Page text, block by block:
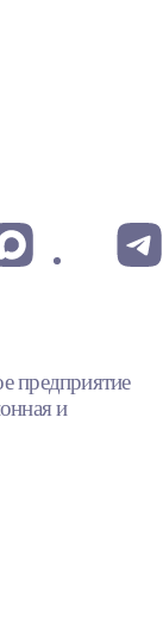
предприятие
и